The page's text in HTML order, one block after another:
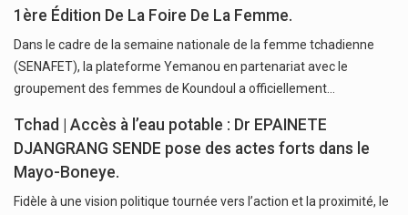
1ère Édition De La Foire De La Femme.
Dans le cadre de la semaine nationale de la femme tchadienne
(SENAFET), la plateforme Yemanou en partenariat avec le
groupement des femmes de Koundoul a officiellement…
Tchad | Accès à l’eau potable : Dr EPAINETE
DJANGRANG SENDE pose des actes forts dans le
Mayo-Boneye.
Fidèle à une vision politique tournée vers l’action et la proximité, le